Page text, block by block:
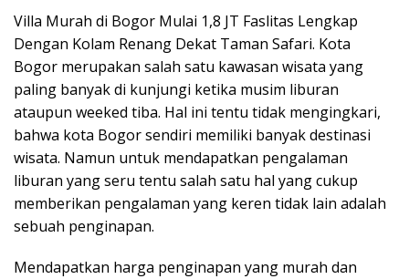
Villa Murah di Bogor Mulai 1,8 JT Faslitas Lengkap
Dengan Kolam Renang Dekat Taman Safari. Kota
Bogor merupakan salah satu kawasan wisata yang
paling banyak di kunjungi ketika musim liburan
ataupun weeked tiba. Hal ini tentu tidak mengingkari,
bahwa kota Bogor sendiri memiliki banyak destinasi
wisata. Namun untuk mendapatkan pengalaman
liburan yang seru tentu salah satu hal yang cukup
memberikan pengalaman yang keren tidak lain adalah
sebuah penginapan.
Mendapatkan harga penginapan yang murah dan